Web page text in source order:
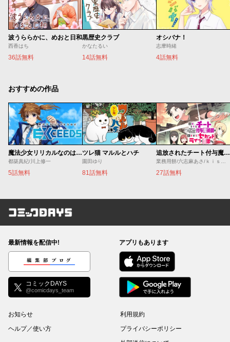
波うららかに、めおと日和
西香はち
36話無料
黒歴史クラブ
かなたるい
14話無料
オシバナ！
志摩時緒
4話無料
おすすめの作品
魔法少女リリカルなのは EXCEEDS
都築真紀/川上修一
5話無料
ツレ猫 マルルとハチ
園田ゆり
81話無料
追放されたチート付与魔術師は気ままなセカンドライフを謳歌する。 ～俺は武器だけじゃなく、あらゆるものに『強化ポイント』を付与できるし、俺の意思でいつでも効果を解除できるけど、残った人たち大丈夫？～
27話無料
コミックDAYS
最新情報を配信中!
編集部ブログ
コミックDAYS
@comicdays_team
アプリもあります
お知らせ
ヘルプ／使い方
利用規約
プライバシーポリシー